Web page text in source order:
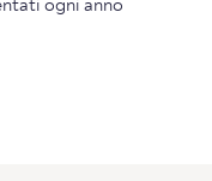
ogni anno